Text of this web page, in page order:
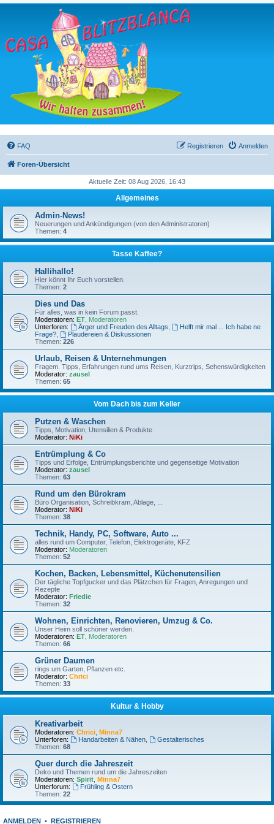
FAQ Anmelden
Registrieren
Foren-Übersicht
Aktuelle Zeit: 08 Aug 2026, 16:43
Allgemeines
Admin-News!
Neuerungen und Ankündigungen (von den Administratoren)
Themen: 4
Tasse Kaffee?
Hallihallo!
Hier könnt Ihr Euch vorstellen.
Themen: 2
Dies und Das
Für alles, was in kein Forum passt.
Moderatoren: ET Moderatoren
Unterforen:
Ärger und Freuden des Alltags
Helft mir mal ... Ich habe ne
Frage?
Plaudereien & Diskussionen
Themen: 226
Urlaub, Reisen & Unternehmungen
Fragem. Tipps, Erfahrungen rund ums Reisen, Kurztrips, Sehenswürdigkeiten
Moderator: zausel
Themen: 65
Vom Dach bis zum Keller
Putzen & Waschen
Tipps, Motivation, Utensilien & Produkte
Moderator: NiKi
Entrümplung & Co
Tipps und Erfolge, Entrümplungsberichte und gegenseitige Motivation
Moderator: zausel
Themen: 63
Rund um den Bürokram
Büro Organisation, Schreibkram, Ablage, ...
Moderator: NiKi
Themen: 38
Technik, Handy, PC, Software, Auto ...
alles rund um Computer, Telefon, Elektrogeräte, KFZ
Moderator: Moderatoren
Themen: 52
Kochen, Backen, Lebensmittel, Küchenutensilien
Der tägliche Topfgucker und das Plätzchen für Fragen, Anregungen und
Rezepte
Moderator: Friedie
Themen: 32
Wohnen, Einrichten, Renovieren, Umzug & Co.
Unser Heim soll schöner werden.
Moderatoren: ET Moderatoren
Themen: 66
Grüner Daumen
rings um Garten, Pflanzen etc.
Moderator: Chrici
Themen: 33
Kultur & Hobby
Kreativarbeit
Moderatoren: Chrici Minna7
Unterforen:
Handarbeiten & Nähen,
Gestalterisches
Themen: 68
Quer durch die Jahreszeit
Deko und Themen rund um die Jahreszeiten
Moderatoren: Spirit Minna7
Unterforum:
Frühling & Ostern
Themen: 22
ANMELDEN • REGISTRIEREN